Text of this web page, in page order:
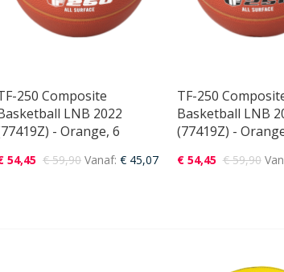
250 Composite
LNB 2022
- Orange, 6
54,45 € 59,90 Vanaf € 45,07
TF-250
Basketball LNB
(77419Z) -
€ 54,45 € 59,90